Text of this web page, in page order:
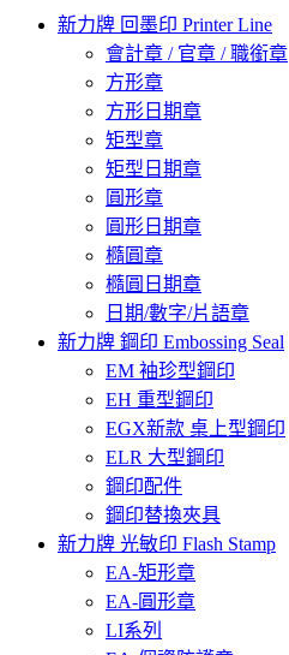
新力牌 回墨印 Printer Line
會計章 / 官章 / 職銜章
方形章
方形日期章
矩型章
矩型日期章
圓形章
圓形日期章
橢圓章
橢圓日期章
日期/數字/片語章
新力牌 鋼印 Embossing Seal
EM 袖珍型鋼印
EH 重型鋼印
EGX新款 桌上型鋼印
ELR 大型鋼印
鋼印配件
鋼印替換夾具
新力牌 光敏印 Flash Stamp
EA-矩形章
EA-圓形章
LI系列